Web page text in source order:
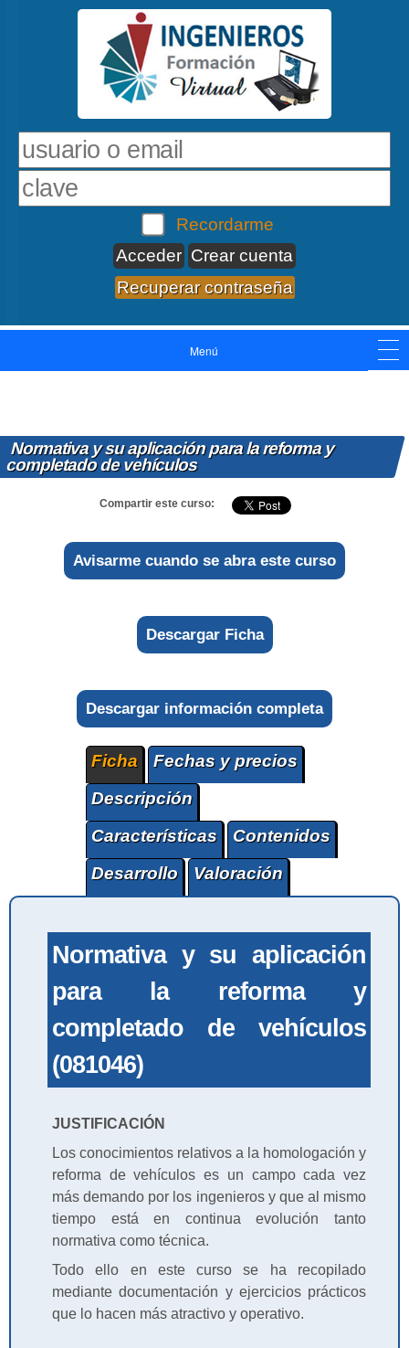
Recordarme
Crear cuenta
Recuperar contraseña
Menú
Normativa y su aplicación para la reforma y
completado de vehículos
Compartir este curso:
Avisarme cuando se abra este curso
Descargar Ficha
Descargar información completa
Ficha
Fechas y precios
Descripción
Características
Contenidos
Desarrollo
Valoración
Normativa y su aplicación
para la reforma y
completado de vehículos
(081046)
JUSTIFICACIÓN
Los conocimientos relativos a la homologación y
reforma de vehículos es un campo cada vez
más demando por los ingenieros y que al mismo
tiempo está en continua evolución tanto
normativa como técnica.
Todo ello en este curso se ha recopilado
mediante documentación y ejercicios prácticos
que lo hacen más atractivo y operativo.